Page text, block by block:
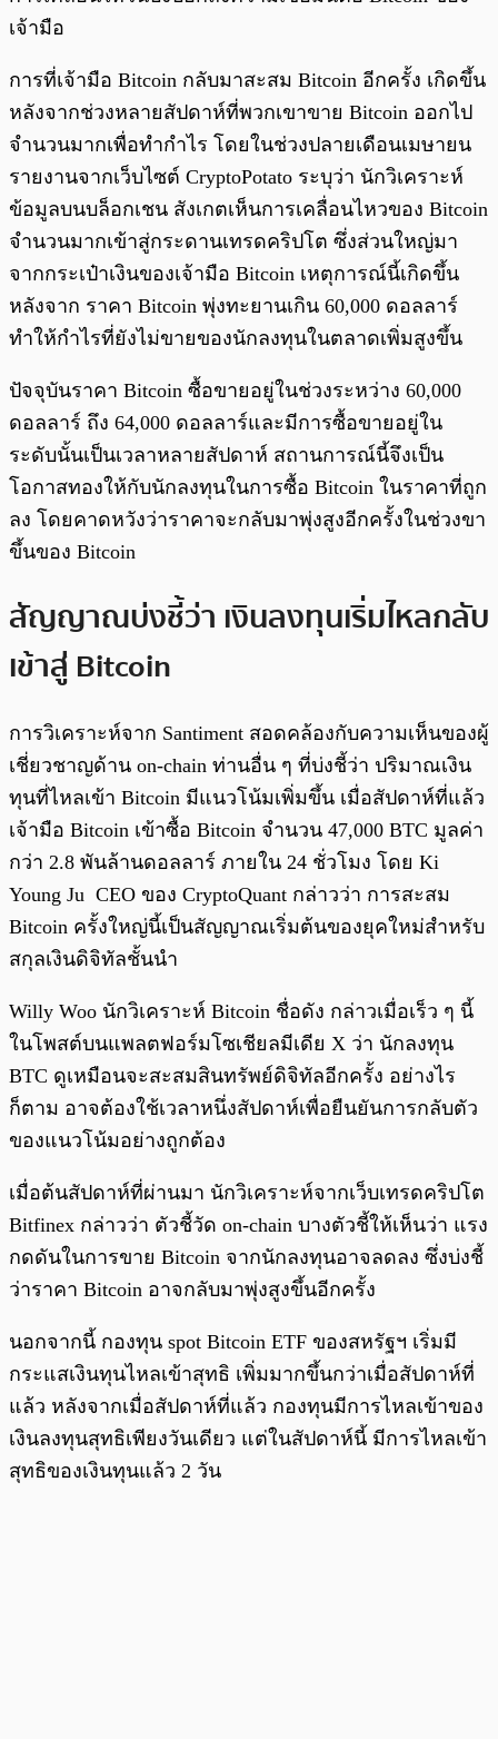
เจ้ามือ
การที่เจ้ามือ Bitcoin กลับมาสะสม Bitcoin อีกครั้ง เกิดขึ้น
หลังจากช่วงหลายสัปดาห์ที่พวกเขาขาย Bitcoin ออกไป
จำนวนมากเพื่อทำกำไร โดยในช่วงปลายเดือนเมษายน
รายงานจากเว็บไซต์ CryptoPotato ระบุว่า นักวิเคราะห์
ข้อมูลบนบล็อกเชน สังเกตเห็นการเคลื่อนไหวของ Bitcoin
จำนวนมากเข้าสู่กระดานเทรดคริปโต ซึ่งส่วนใหญ่มา
จากกระเป๋าเงินของเจ้ามือ Bitcoin เหตุการณ์นี้เกิดขึ้น
หลังจาก ราคา Bitcoin พุ่งทะยานเกิน 60,000 ดอลลาร์
ทำให้กำไรที่ยังไม่ขายของนักลงทุนในตลาดเพิ่มสูงขึ้น
ปัจจุบันราคา Bitcoin ซื้อขายอยู่ในช่วงระหว่าง 60,000
ดอลลาร์ ถึง 64,000 ดอลลาร์และมีการซื้อขายอยู่ใน
ระดับนั้นเป็นเวลาหลายสัปดาห์ สถานการณ์นี้จึงเป็น
โอกาสทองให้กับนักลงทุนในการซื้อ Bitcoin ในราคาที่ถูก
ลง โดยคาดหวังว่าราคาจะกลับมาพุ่งสูงอีกครั้งในช่วงขา
ขึ้นของ Bitcoin
สัญญาณบ่งชี้ว่า เงินลงทุนเริ่มไหลกลับ
เข้าสู่ Bitcoin
การวิเคราะห์จาก Santiment สอดคล้องกับความเห็นของผู้
เชี่ยวชาญด้าน on-chain ท่านอื่น ๆ ที่บ่งชี้ว่า ปริมาณเงิน
ทุนที่ไหลเข้า Bitcoin มีแนวโน้มเพิ่มขึ้น เมื่อสัปดาห์ที่แล้ว
เจ้ามือ Bitcoin เข้าซื้อ Bitcoin จำนวน 47,000 BTC มูลค่า
กว่า 2.8 พันล้านดอลลาร์ ภายใน 24 ชั่วโมง โดย Ki
Young Ju CEO ของ CryptoQuant กล่าวว่า การสะสม
Bitcoin ครั้งใหญ่นี้เป็นสัญญาณเริ่มต้นของยุคใหม่สำหรับ
สกุลเงินดิจิทัลชั้นนำ
Willy Woo นักวิเคราะห์ Bitcoin ชื่อดัง กล่าวเมื่อเร็ว ๆ นี้
ในโพสต์บนแพลตฟอร์มโซเชียลมีเดีย X ว่า นักลงทุน
BTC ดูเหมือนจะสะสมสินทรัพย์ดิจิทัลอีกครั้ง อย่างไร
ก็ตาม อาจต้องใช้เวลาหนึ่งสัปดาห์เพื่อยืนยันการกลับตัว
ของแนวโน้มอย่างถูกต้อง
เมื่อต้นสัปดาห์ที่ผ่านมา นักวิเคราะห์จากเว็บเทรดคริปโต
Bitfinex กล่าวว่า ตัวชี้วัด on-chain บางตัวชี้ให้เห็นว่า แรง
กดดันในการขาย Bitcoin จากนักลงทุนอาจลดลง ซึ่งบ่งชี้
ว่าราคา Bitcoin อาจกลับมาพุ่งสูงขึ้นอีกครั้ง
นอกจากนี้ กองทุน spot Bitcoin ETF ของสหรัฐฯ เริ่มมี
กระแสเงินทุนไหลเข้าสุทธิ เพิ่มมากขึ้นกว่าเมื่อสัปดาห์ที่
แล้ว หลังจากเมื่อสัปดาห์ที่แล้ว กองทุนมีการไหลเข้าของ
เงินลงทุนสุทธิเพียงวันเดียว แต่ในสัปดาห์นี้ มีการไหลเข้า
สุทธิของเงินทุนแล้ว 2 วัน